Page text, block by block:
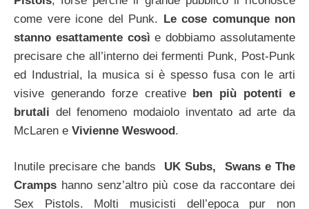
come vere icone del Punk. Le cose comunque non
stanno esattamente cosìe dobbiamo assolutamente
precisare che all’interno dei fermenti Punk, Post-Punk
ed Industrial, la musica si è spesso fusa con le arti
visive generando forze creative ben più potenti e
brutali del fenomeno modaiolo inventato ad arte da
McLaren e Vivienne Weswood.
Inutile precisare che bands UK Subs, Swans e The
Cramps hanno senz’altro più cose da raccontare dei
Sex Pistols. Molti musicisti dell’epoca pur non